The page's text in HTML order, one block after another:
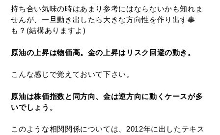
持ち合い気味の時はあまり参考にはならないかも知れま
せんが、一旦動き出したら大きな方向性を作り出す事
も？(結構ありますよ)
原油の上昇は物価高。金の上昇はリスク回避の動き。
こんな感じで覚えておいて下さい。
原油は株価指数と同方向、金は逆方向に動くケースが多
いでしょう。
このような相関関係については、2012年に出したテキス